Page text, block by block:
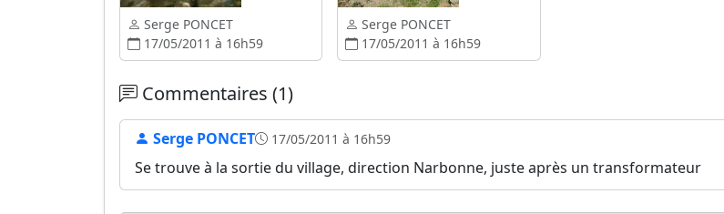
Serge PONCET
17/05/2011 à 16h59
Serge PONCET
17/05/2011 à 16h59
Commentaires (1)
Serge PONCET 17/05/2011 à 16h59
Se trouve à la sortie du village, direction Narbonne, juste après un transformateur